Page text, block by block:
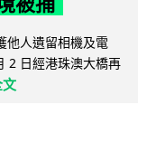
他人遺留相機及電
2 日經港珠澳大橋再